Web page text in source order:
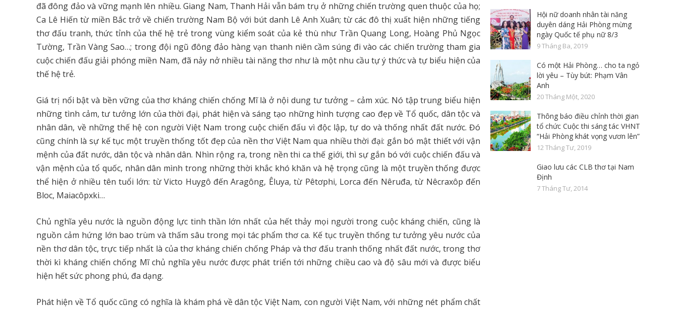
đã đông đảo và vững mạnh lên nhiều. Giang Nam, Thanh Hải vẫn bám trụ ở những chiến trường quen thuộc của họ;
Ca Lê Hiến từ miền Bắc trở về chiến trường Nam Bộ với bút danh Lê Anh Xuân; từ các đô thị xuất hiện những tiếng
thơ đấu tranh, thức tỉnh của thế hệ trẻ trong vùng kiểm soát của kẻ thù như Trần Quang Long, Hoàng Phủ Ngọc
Tường, Trần Vàng Sao…; trong đội ngũ đông đảo hàng vạn thanh niên cầm súng đi vào các chiến trường tham gia
cuộc chiến đấu giải phóng miền Nam, đã nảy nở nhiều tài năng thơ như là một nhu cầu tự ý thức và tự biểu hiện của
thế hệ trẻ.
Giá trị nổi bật và bền vững của thơ kháng chiến chống Mĩ là ở nội dung tư tưởng – cảm xúc. Nó tập trung biểu hiện
những tình cảm, tư tưởng lớn của thời đại, phát hiện và sáng tạo những hình tượng cao đẹp về Tổ quốc, dân tộc và
nhân dân, về những thế hệ con người Việt Nam trong cuộc chiến đấu vì độc lập, tự do và thống nhất đất nước. Đó
cũng chính là sự kế tục một truyền thống tốt đẹp của nền thơ Việt Nam qua nhiều thời đại: gắn bó mật thiết với vận
mệnh của đất nước, dân tộc và nhân dân. Nhìn rộng ra, trong nền thi ca thế giới, thì sự gắn bó với cuộc chiến đấu và
vận mệnh của tổ quốc, nhân dân mình trong những thời khắc khó khăn và hệ trọng cũng là một truyền thống được
thể hiện ở nhiều tên tuổi lớn: từ Victo Huygô đến Aragông, Êluya, từ Pêtơphi, Lorca đến Nêruđa, từ Nêcraxôp đến
Bloc, Maiacôpxki…
Chủ nghĩa yêu nước là nguồn động lực tinh thần lớn nhất của hết thảy mọi người trong cuộc kháng chiến, cũng là
nguồn cảm hứng lớn bao trùm và thấm sâu trong mọi tác phẩm thơ ca. Kế tục truyền thống tư tưởng yêu nước của
nền thơ dân tộc, trực tiếp nhất là của thơ kháng chiến chống Pháp và thơ đấu tranh thống nhất đất nước, trong thơ
thời kì kháng chiến chống Mĩ chủ nghĩa yêu nước được phát triển tới những chiều cao và độ sâu mới và được biểu
hiện hết sức phong phú, đa dạng.
Phát hiện về Tổ quốc cũng có nghĩa là khám phá về dân tộc Việt Nam, con người Việt Nam, với những nét phẩm chất
Hội nữ doanh nhân tài năng
duyên dáng Hải Phòng mừng
ngày Quốc tế phụ nữ 8/3
9 Tháng Ba, 2019
Có một Hải Phòng… cho ta ngỏ
lời yêu – Tùy bút: Phạm Vân
Anh
20 Tháng Một, 2020
Thông báo điều chỉnh thời gian
tổ chức Cuộc thi sáng tác VHNT
“Hải Phòng khát vọng vươn lên”
12 Tháng Tư, 2019
Giao lưu các CLB thơ tại Nam
Định
7 Tháng Tư, 2014